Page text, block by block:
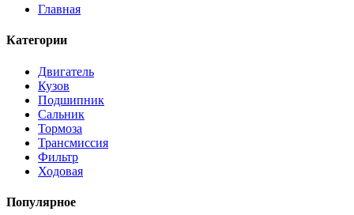
Главная
Категории
Двигатель
Кузов
Подшипник
Сальник
Тормоза
Трансмиссия
Фильтр
Ходовая
Популярное